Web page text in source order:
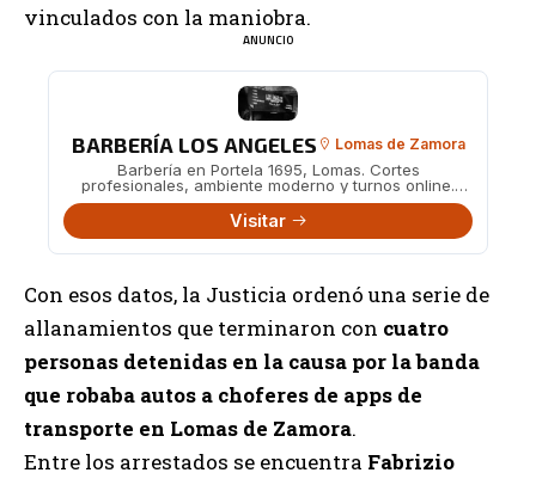
vinculados con la maniobra.
ANUNCIO
BARBERÍA LOS ANGELES Lomas de Zamora
Barbería en Portela 1695, Lomas. Cortes
profesionales, ambiente moderno y turnos online.
También en Boedo 482.
Visitar
Con esos datos, la Justicia ordenó una serie de
allanamientos que terminaron con cuatro
personas detenidas en la causa por la banda
que robaba autos a choferes de apps de
transporte en Lomas de Zamora.
Entre los arrestados se encuentra Fabrizio